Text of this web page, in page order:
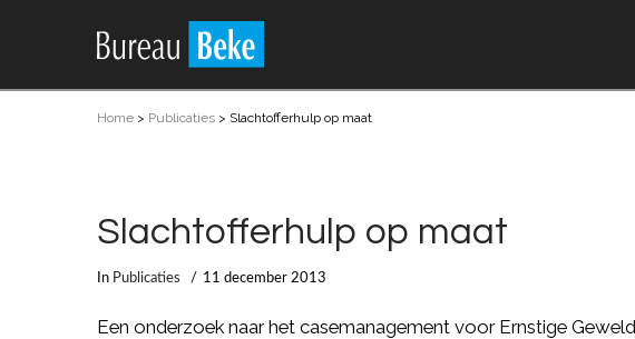
Home > Publicaties > Slachtofferhulp op maat
Slachtofferhulp op maat
In Publicaties 11 december 2013
Een onderzoek naar het casemanagement voor Ernstige